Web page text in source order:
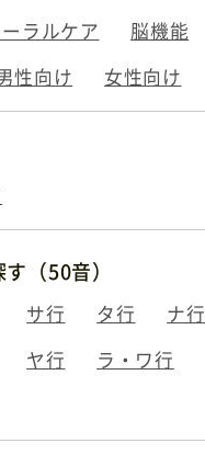
ラルケア
脳機能
性向け 女性向け
（50音）
サ行 タ行
ナ行
ヤ行
ラ・ワ行